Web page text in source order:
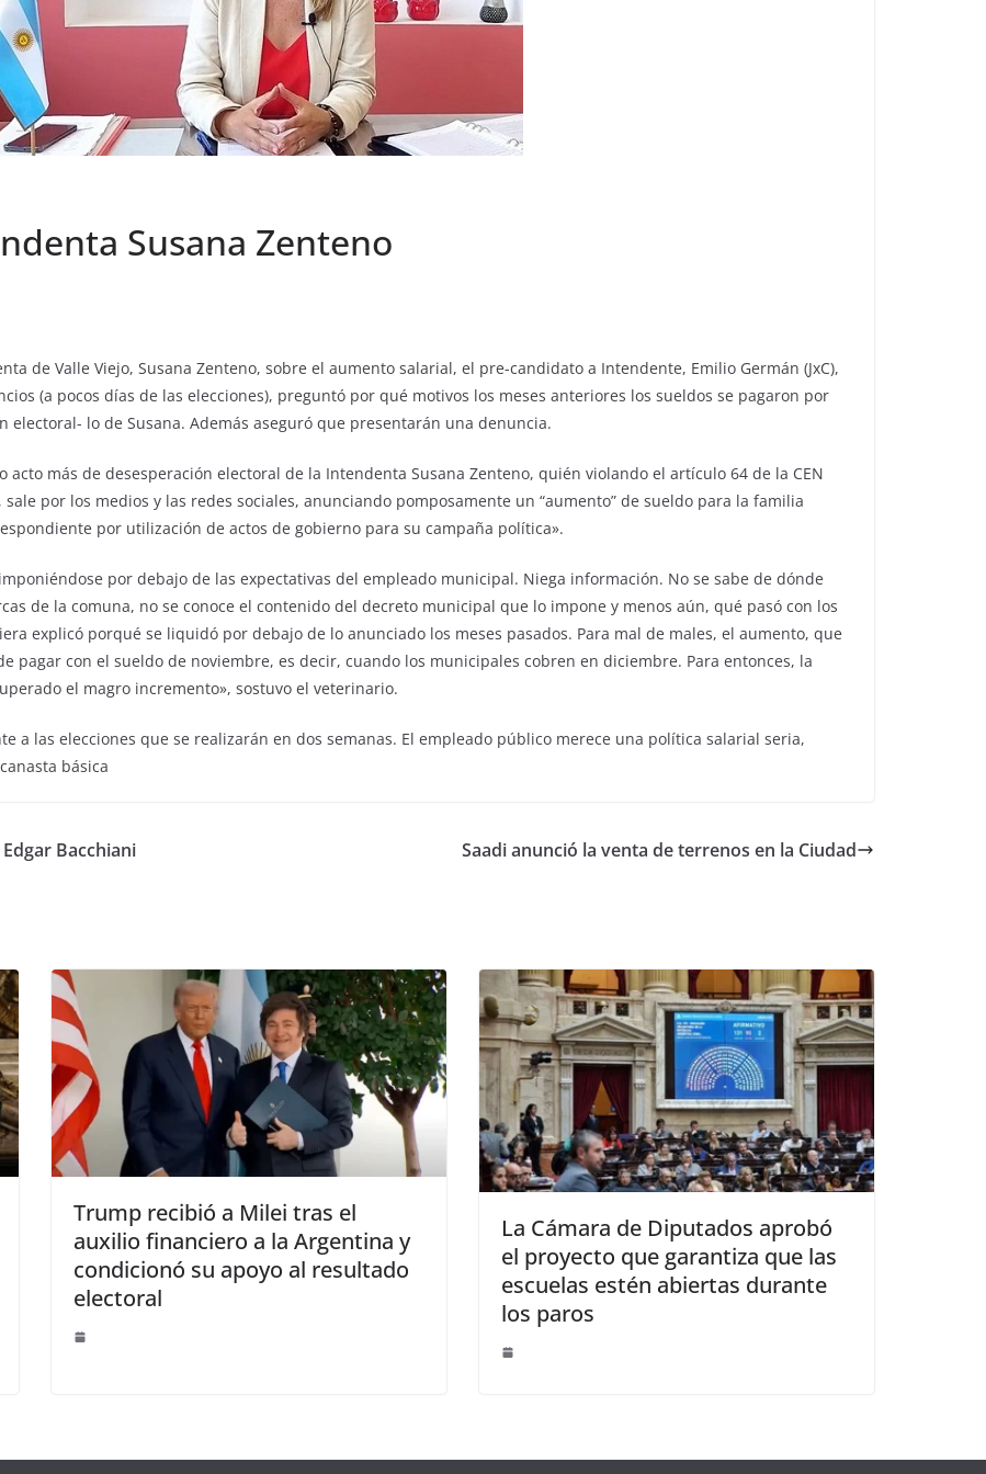
Susana Zenteno
de Valle Viejo, Susana Zenteno, sobre el aumento salarial, el pre-candidato a Intendente, Emilio Germán (JxC),
(a pocos días de las elecciones), preguntó por qué motivos los meses anteriores los sueldos se pagaron por
lo de Susana. Además aseguró que presentarán una denuncia.
acto más de desesperación electoral de la Intendenta Susana Zenteno, quién violando el artículo 64 de la CEN
por los medios y las redes sociales, anunciando pomposamente un “aumento” de sueldo para la familia
por utilización de actos de gobierno para su campaña política».
por debajo de las expectativas del empleado municipal. Niega información. No se sabe de dónde
de la comuna, no se conoce el contenido del decreto municipal que lo impone y menos aún, qué pasó con los
explicó porqué se liquidó por debajo de lo anunciado los meses pasados. Para mal de males, el aumento, que
pagar con el sueldo de noviembre, es decir, cuando los municipales cobren en diciembre. Para entonces, la
el magro incremento», sostuvo el veterinario.
a las elecciones que se realizarán en dos semanas. El empleado público merece una política salarial seria,
básica
Bacchiani Saadi anunció la venta de terrenos en la Ciudad
Trump recibió a Milei tras el
auxilio financiero a la Argentina y
condicionó su apoyo al resultado
electoral
La Cámara de Diputados aprobó
el proyecto que garantiza que las
escuelas estén abiertas durante
los paros